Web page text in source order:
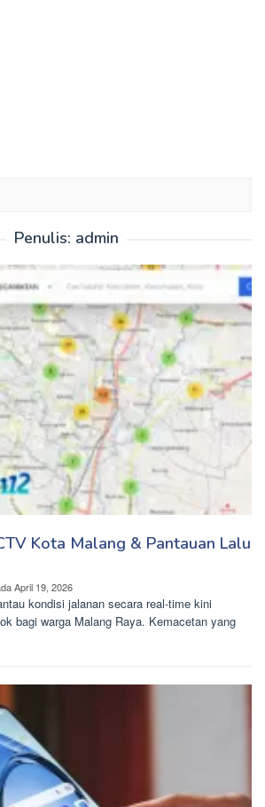
Penulis: admin
Kota Malang & Pantauan Lalu
April 19, 2026
kondisi jalanan secara real-time kini
bagi warga Malang Raya. Kemacetan yang